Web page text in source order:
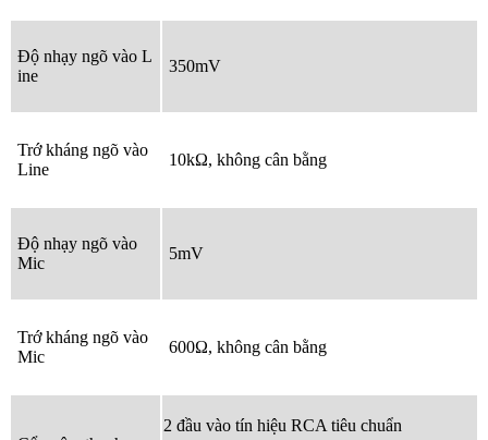
Độ nhạy ngõ vào L
ine
350mV
Trớ kháng ngõ vào
Line
10kΩ, không cân bằng
Độ nhạy ngõ vào
Mic
5mV
Trớ kháng ngõ vào
Mic
600Ω, không cân bằng
2 đầu vào tín hiệu RCA tiêu chuẩn